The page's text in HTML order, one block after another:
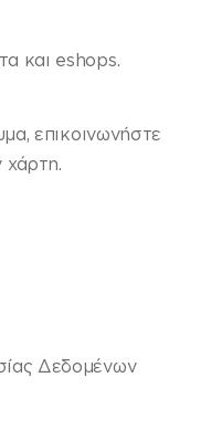
και eshops.
επικοινωνήστε
χάρτη.
Δεδομένων